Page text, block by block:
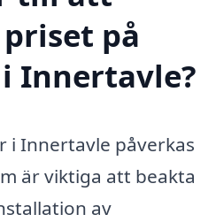
på
Innertavle?
i Innertavle påverkas
är viktiga att beakta
av